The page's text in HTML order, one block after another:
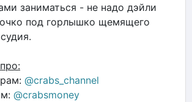
заниматься - не надо дэйли
под горлышко щемящего
@crabs_channel
@crabsmoney